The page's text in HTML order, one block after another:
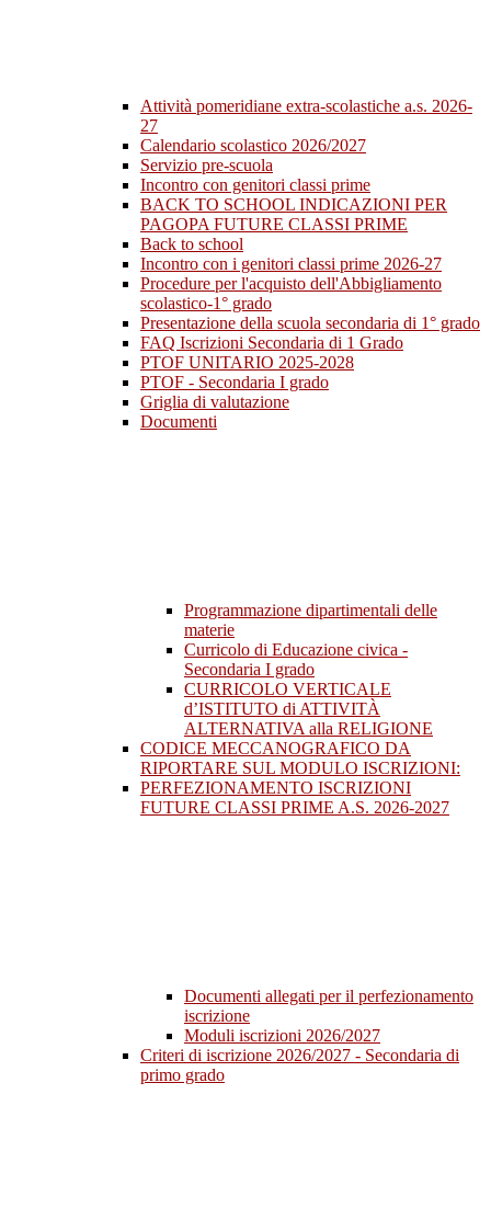
Attività pomeridiane extra-scolastiche a.s. 2026-
27
Calendario scolastico 2026/2027
Servizio pre-scuola
Incontro con genitori classi prime
BACK TO SCHOOL INDICAZIONI PER
PAGOPA FUTURE CLASSI PRIME
Back to school
Incontro con i genitori classi prime 2026-27
Procedure per l'acquisto dell'Abbigliamento
scolastico-1° grado
Presentazione della scuola secondaria di 1° grado
FAQ Iscrizioni Secondaria di 1 Grado
PTOF UNITARIO 2025-2028
PTOF - Secondaria I grado
Griglia di valutazione
Documenti
Programmazione dipartimentali delle
materie
Curricolo di Educazione civica -
Secondaria I grado
CURRICOLO VERTICALE
d’ISTITUTO di ATTIVITÀ
ALTERNATIVA alla RELIGIONE
CODICE MECCANOGRAFICO DA
RIPORTARE SUL MODULO ISCRIZIONI:
PERFEZIONAMENTO ISCRIZIONI
FUTURE CLASSI PRIME A.S. 2026-2027
Documenti allegati per il perfezionamento
iscrizione
Moduli iscrizioni 2026/2027
Criteri di iscrizione 2026/2027 - Secondaria di
primo grado